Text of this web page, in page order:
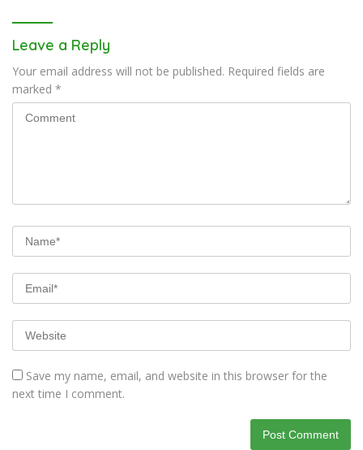
Leave a Reply
Your email address will not be published. Required fields are
marked *
Save my name, email, and website in this browser for the
next time I comment.